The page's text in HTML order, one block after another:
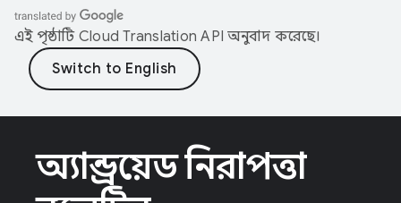
এই পৃষ্ঠাটি Cloud Translation API অনুবাদ করেছে।
অ্যান্ড্রয়েড নিরাপত্তা